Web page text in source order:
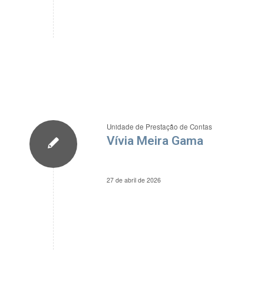
Unidade de Prestação de Contas
Vívia Meira Gama
27 de abril de 2026